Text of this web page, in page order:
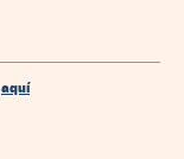
aquí